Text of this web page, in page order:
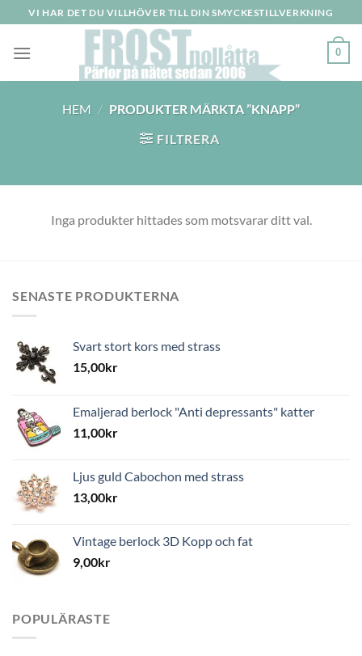
to
content
VI HAR DET DU VILLHÖVER TILL DIN SMYCKESTILLVERKNING
0
HEM / PRODUKTER MÄRKTA ”KNAPP”
FILTRERA
Inga produkter hittades som motsvarar ditt val.
SENASTE PRODUKTERNA
Svart stort kors med strass
15,00kr
Emaljerad berlock "Anti depressants" katter
11,00kr
Ljus guld Cabochon med strass
13,00kr
Vintage berlock 3D Kopp och fat
9,00kr
POPULÄRASTE